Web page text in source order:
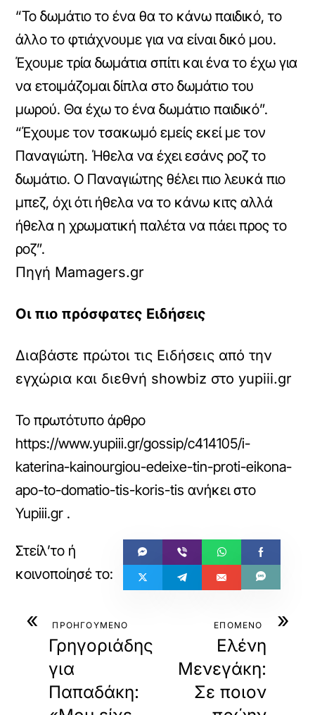
“Το δωμάτιο το ένα θα το κάνω παιδικό, το
άλλο το φτιάχνουμε για να είναι δικό μου.
Έχουμε τρία δωμάτια σπίτι και ένα το έχω για
να ετοιμάζομαι δίπλα στο δωμάτιο του
μωρού. Θα έχω το ένα δωμάτιο παιδικό”.
“Έχουμε τον τσακωμό εμείς εκεί με τον
Παναγιώτη. Ήθελα να έχει εσάνς ροζ το
δωμάτιο. Ο Παναγιώτης θέλει πιο λευκά πιο
μπεζ, όχι ότι ήθελα να το κάνω κιτς αλλά
ήθελα η χρωματική παλέτα να πάει προς το
ροζ”.
Πηγή Mamagers.gr
Οι πιο πρόσφατες Ειδήσεις
Διαβάστε πρώτοι τις Ειδήσεις από την
εγχώρια και διεθνή showbiz στο yupiii.gr
Το πρωτότυπο άρθρο
https://www.yupiii.gr/gossip/c414105/i-
katerina-kainourgiou-edeixe-tin-proti-eikona-
apo-to-domatio-tis-koris-tis ανήκει στο
Yupiii.gr .
« ΠΡΟΗΓΟΥΜΕΝΟ
Γρηγοριάδης
για
Παπαδάκη:
»
ΕΠΟΜΕΝΟ
Ελένη
Μενεγάκη:
Σε ποιον